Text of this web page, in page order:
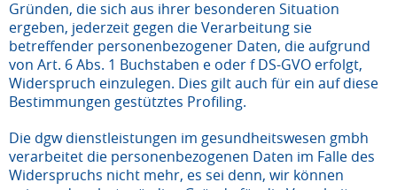
Gründen, die sich aus ihrer besonderen Situation
ergeben, jederzeit gegen die Verarbeitung sie
betreffender personenbezogener Daten, die aufgrund
von Art. 6 Abs. 1 Buchstaben e oder f DS-GVO erfolgt,
Widerspruch einzulegen. Dies gilt auch für ein auf diese
Bestimmungen gestütztes Profiling.
Die dgw dienstleistungen im gesundheitswesen gmbh
verarbeitet die personenbezogenen Daten im Falle des
Widerspruchs nicht mehr, es sei denn, wir können